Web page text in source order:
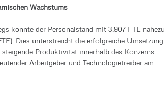
Wachstums
konnte der Personalstand mit 3.907 FTE nahezu
Dies unterstreicht die erfolgreiche Umsetzung
Produktivität innerhalb des Konzerns.
Arbeitgeber und Technologietreiber am